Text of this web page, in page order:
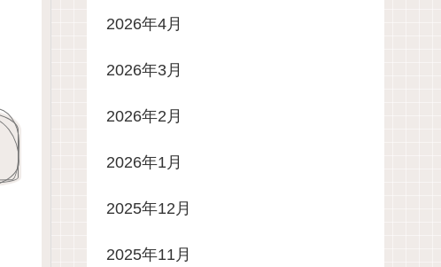
2026年4月
2026年3月
2026年2月
2026年1月
2025年12月
2025年11月